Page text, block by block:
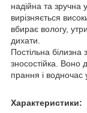
надійна та зручна
вирізняється
вбирає вологу,
дихати.
Постільна білизна
зносостійка. Воно
прання і водночас
Характеристики: